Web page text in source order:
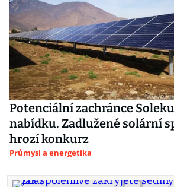
Potenciální zachránce
nabídku. Zadlužené solární
hrozí konkurz
Průmysl a energetika